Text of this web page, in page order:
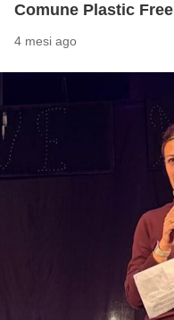
Comune Plastic Free
4 mesi ago